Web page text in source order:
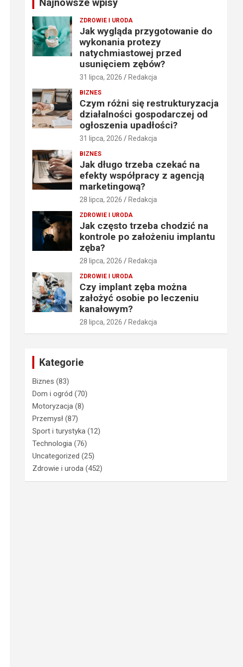
Najnowsze wpisy
ZDROWIE I URODA
Jak wygląda przygotowanie do
wykonania protezy
natychmiastowej przed
usunięciem zębów?
31 lipca, 2026 Redakcja
BIZNES
Czym różni się restrukturyzacja
działalności gospodarczej od
ogłoszenia upadłości?
31 lipca, 2026 Redakcja
BIZNES
Jak długo trzeba czekać na
efekty współpracy z agencją
marketingową?
28 lipca, 2026 Redakcja
ZDROWIE I URODA
Jak często trzeba chodzić na
kontrole po założeniu implantu
zęba?
28 lipca, 2026 Redakcja
ZDROWIE I URODA
Czy implant zęba można
założyć osobie po leczeniu
kanałowym?
28 lipca, 2026 Redakcja
Kategorie
Biznes (83)
Dom i ogród (70)
Motoryzacja (8)
Przemysł (87)
Sport i turystyka (12)
Technologia (76)
Uncategorized (25)
Zdrowie i uroda (452)